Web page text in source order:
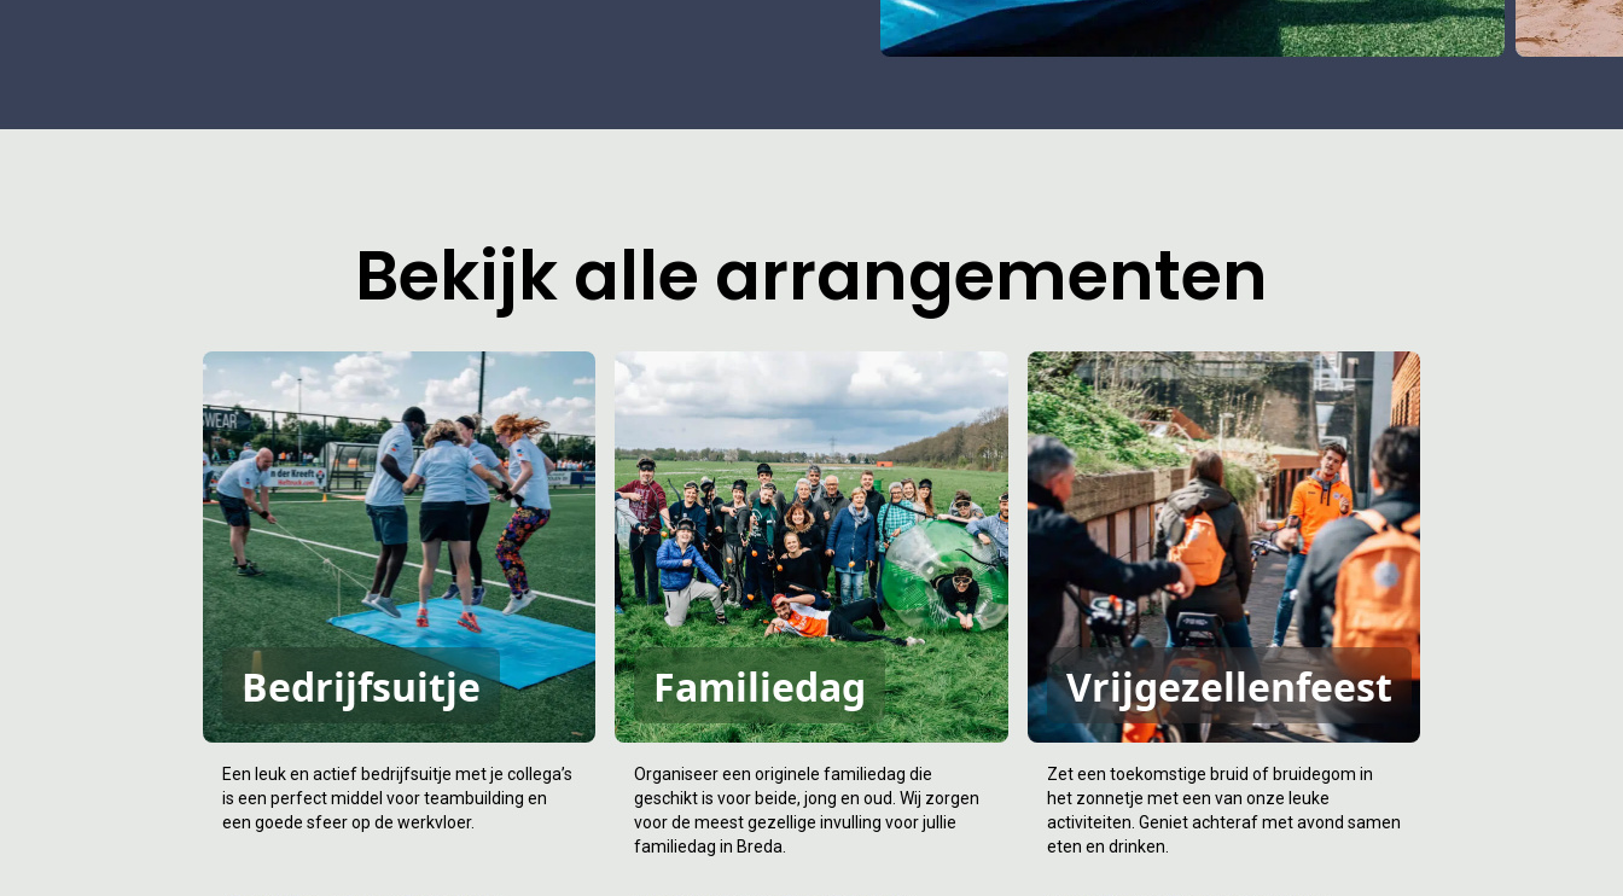
Bekijk alle arrangementen
Bedrijfsuitje
Een leuk en actief bedrijfsuitje met je collega’s
is een perfect middel voor teambuilding en
een goede sfeer op de werkvloer.
Familiedag
Organiseer een originele familiedag die
geschikt is voor beide, jong en oud. Wij zorgen
voor de meest gezellige invulling voor jullie
familiedag in Breda.
Vrijgezellenfeest
Zet een toekomstige bruid of bruidegom in
het zonnetje met een van onze leuke
activiteiten. Geniet achteraf met avond samen
eten en drinken.